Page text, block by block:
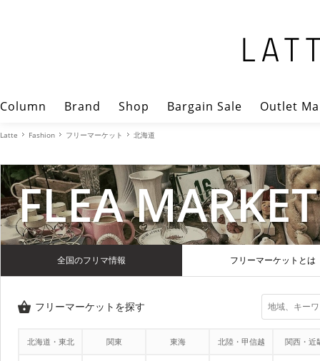
Column Brand Shop Bargain Sale Outlet
Latte Fashion フリーマーケット 北海道
FLEA MARKET
全国のフリマ情報 フリーマーケットとは
フリーマーケットを探す
北海道・東北 関東 東海 北陸・甲信越 関西・近